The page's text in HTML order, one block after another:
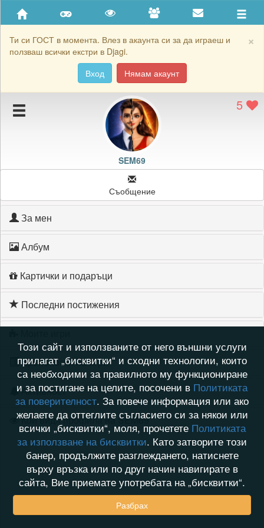
×
Ти си ГОСТ в момента. Влез в акаунта си за да играеш и
ползваш всички екстри в Djagi.
Вход
Нямам акаунт
Приятели
Хронология на игри
Подаръците на SEM69
Картичките на SEM69
5
SEM69
Съобщение
За мен
Албум
Картички и подаръци
Последни постижения
Хронология на игри
Активност
Кой видя профила на SEM69
Този сайт и използваните от него външни услуги
прилагат „бисквитки“ и сходни технологии, които
са необходими за правилното му функциониране
и за постигане на целите, посочени в Политиката
за поверителност. За повече информация или ако
желаете да оттеглите съгласието си за някои или
всички „бисквитки“, моля, прочетете Политиката
за използване на бисквитки. Като затворите този
банер, продължите разглеждането, натиснете
върху връзка или по друг начин навигирате в
сайта, Вие приемате употребата на „бисквитки“.
Разбрах